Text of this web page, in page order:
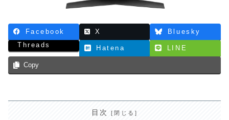
Facebook X
Bluesky
Threads
Hatena LINE
Copy
目次